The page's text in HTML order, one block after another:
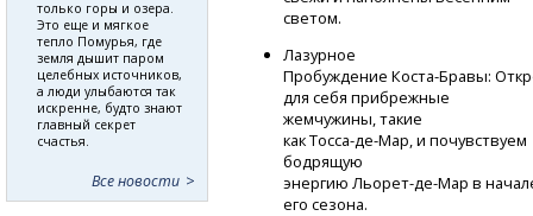
светом.
Лазурное
ПробуждениеКоста-Бравы:
для себя прибрежные
жемчужины, такие
какТосса-де-Мар, и почувствуем
бодрящую
энергию Льорет-де-Мар в
его сезона.
только горы и озера.
Это еще и мягкое
тепло Помурья, где
земля дышит паром
целебных источников,
а люди улыбаются так
искренне, будто знают
главный секрет
счастья.
Все новости